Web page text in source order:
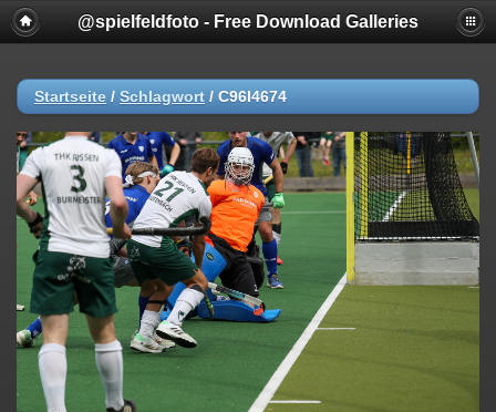
@spielfeldfoto - Free Download Galleries
Startseite / Schlagwort / C96I4674